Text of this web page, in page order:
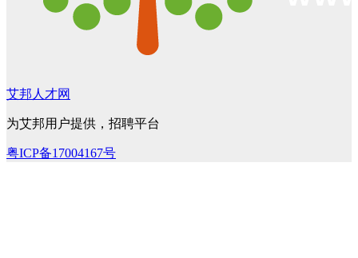
艾邦人才网
为艾邦用户提供，招聘平台
粤ICP备17004167号